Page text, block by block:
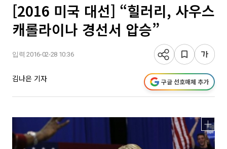
[2016 미국 대선] “힐러리, 사우스
캐롤라이나 경선서 압승”
입력 2016-02-28 10:36
김나은 기자 구글 선호매체 추가